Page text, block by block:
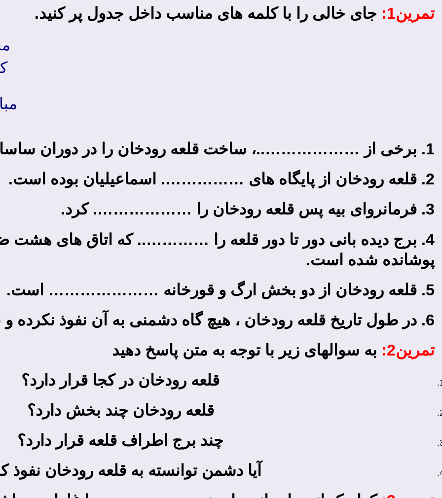
تمرین1:
جای خالی را با کلمه­ های مناسب داخل جدول پر کنید.
1. برخی از ………………..، ساخت قلعه رودخان را در دوران ساسانیان دانسته اند.
2. قلعه رودخان از پایگاه های ……………. اسماعیلیان بوده است.
3. فرمانروای بیه ­پس قلعه رودخان را ………………. کرد.
4. برج دیده بانی دور تا دور قلعه را ………….. که اتاق های هشت
پوشانده شده است.
5. قلعه رودخان از دو بخش ارگ و قورخانه ………………… است.
6. در طول تاریخ قلعه رودخان ، هیچ گاه دشمنی به آن نفوذ نکرده و نتوانسته آن را ……….
تمرین2:
به سوال­های زیر با توجه به متن پاسخ دهید
قلعه رودخان در کجا قرار دارد؟
قلعه رودخان چند بخش دارد؟
چند برج اطراف قلعه قرار دارد؟
آیا دشمن توانسته به قلعه رودخان نفوذ